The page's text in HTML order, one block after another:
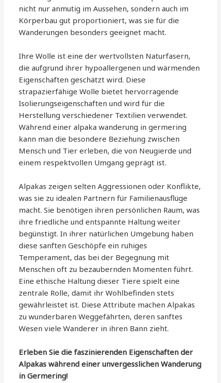
nicht nur anmutig im Aussehen, sondern auch im
Körperbau gut proportioniert, was sie für die
Wanderungen besonders geeignet macht.
Ihre Wolle ist eine der wertvollsten Naturfasern,
die aufgrund ihrer hypoallergenen und wärmenden
Eigenschaften geschätzt wird. Diese
strapazierfähige Wolle bietet hervorragende
Isolierungseigenschaften und wird für die
Herstellung verschiedener Textilien verwendet.
Während einer alpaka wanderung in germering
kann man die besondere Beziehung zwischen
Mensch und Tier erleben, die von Neugierde und
einem respektvollen Umgang geprägt ist.
Alpakas zeigen selten Aggressionen oder Konflikte,
was sie zu idealen Partnern für Familienausflüge
macht. Sie benötigen ihren persönlichen Raum, was
ihre friedliche und entspannte Haltung weiter
begünstigt. In ihrer natürlichen Umgebung haben
diese sanften Geschöpfe ein ruhiges
Temperament, das bei der Begegnung mit
Menschen oft zu bezaubernden Momenten führt.
Eine ethische Haltung dieser Tiere spielt eine
zentrale Rolle, damit ihr Wohlbefinden stets
gewährleistet ist. Diese Attribute machen Alpakas
zu wunderbaren Weggefährten, deren sanftes
Wesen viele Wanderer in ihren Bann zieht.
Erleben Sie die faszinierenden Eigenschaften der
Alpakas während einer unvergesslichen Wanderung
in Germering!